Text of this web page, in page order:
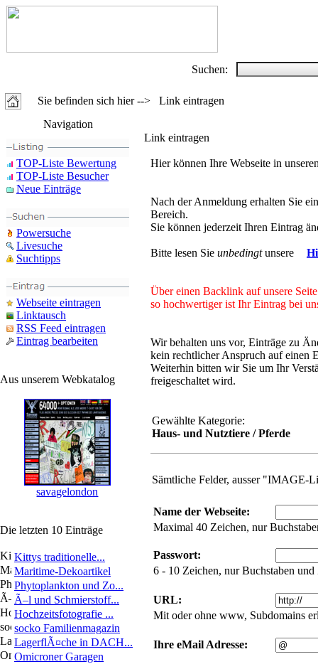
Suchen:
Sie befinden sich hier --> Link eintragen
Navigation
TOP-Liste Bewertung
TOP-Liste Besucher
Neue Einträge
Powersuche
Livesuche
Suchtipps
Webseite eintragen
Linktausch
RSS Feed eintragen
Eintrag bearbeiten
Aus unserem Webkatalog
savagelondon
Die letzten 10 Einträge
Kittys traditionelle...
Maritime-Dekoartikel
Phytoplankton und Zo...
Ã–l und Schmierstoff...
Hochzeitsfotografie ...
socko Familienmagazin
LagerflÃ¤che in DACH...
Omicroner Garagen
Link eintragen
Hier können Ihre Webseite in
Nach der Anmeldung erhalten Sie
Bereich.
Sie können jederzeit Ihren Eintrag
Bitte lesen Sie unbedingtunsere
Über einen Backlink auf unsere
so hochwertiger ist Ihr Eintrag bei
Wir behalten uns vor, Einträge zu
kein rechtlicher Anspruch auf einen
Weiterhin bitten wir Sie um Ihr
freigeschaltet wird.
Gewählte Kategorie:
Haus- und Nutztiere / Pferde
Sämtliche Felder, ausser "IMAGE-
Name der Webseite:
Maximal 40 Zeichen, nur
Passwort:
6 - 10 Zeichen, nur Buchstaben
URL:
Mit oder ohne www, Subdomains
Ihre eMail Adresse: